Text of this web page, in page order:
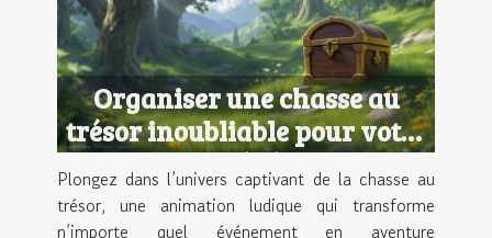
Organiser une chasse au
trésor inoubliable pour votre
prochain événement
Plongez dans l’univers captivant de la chasse au
trésor, une animation ludique qui transforme
n’importe quel événement en aventure